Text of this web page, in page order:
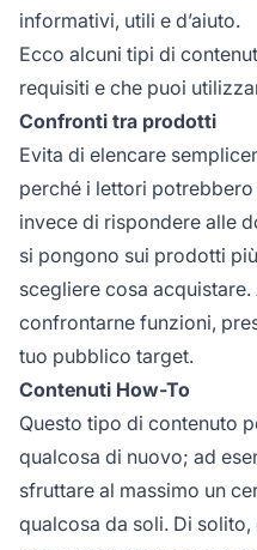
informativi, utili e d’aiuto.
Ecco alcuni tipi di
requisiti e che puoi
Confronti tra prodotti
Evita di elencare
perché i lettori
invece di rispondere alle
si pongono sui prodotti
scegliere cosa
confrontarne funzioni,
tuo pubblico target.
Contenuti How-To
Questo tipo di contenuto
qualcosa di nuovo; ad
sfruttare al massimo un
qualcosa da soli. Di